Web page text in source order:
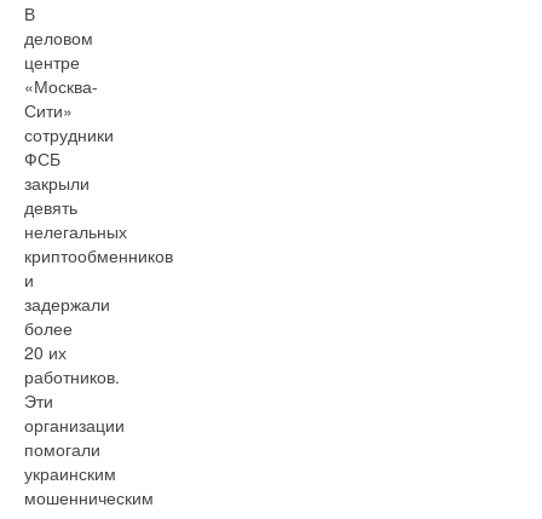
В
деловом
центре
«Москва-
Сити»
сотрудники
ФСБ
закрыли
девять
нелегальных
криптообменников
и
задержали
более
20 их
работников.
Эти
организации
помогали
украинским
мошенническим